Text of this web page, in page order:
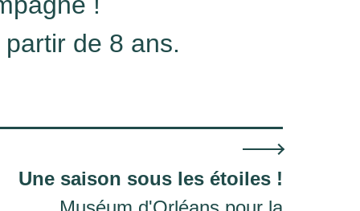
de 8 ans.
Une saison sous les étoiles !